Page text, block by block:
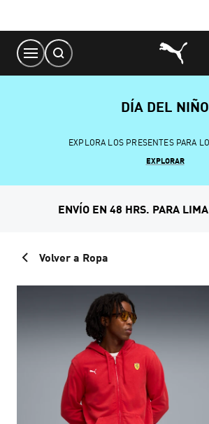
Content
DÍA DEL NIÑO
EXPLORA LOS PRESENTES PARA
EXPLORAR
ENVÍO EN 48 HRS. PARA
Volver a Ropa